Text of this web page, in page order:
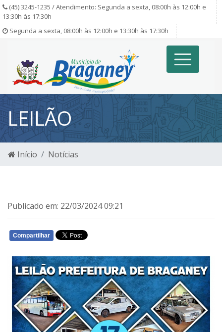
(45) 3245-1235 / Atendimento: Segunda a sexta, 08:00h às 12:00h e
13:30h às 17:30h
Segunda a sexta, 08:00h às 12:00h e 13:30h às 17:30h
LEILÃO
Início Notícias
Publicado em: 22/03/2024 09:21
Compartilhar